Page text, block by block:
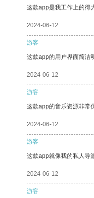
这款app是我工作上的得
2024-06-12
游客
这款app的用户界面简洁
2024-06-12
游客
这款app的音乐资源非常
2024-06-12
游客
这款app就像我的私人导
2024-06-12
游客